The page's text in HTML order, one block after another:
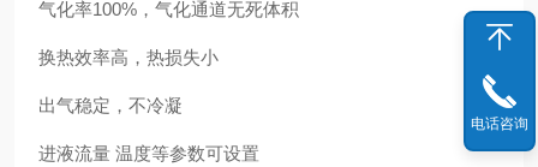
气化率100%，气化通道无死体积
换热效率高，热损失小
出气稳定，不冷凝
进液流量 温度等参数可设置
电话咨询